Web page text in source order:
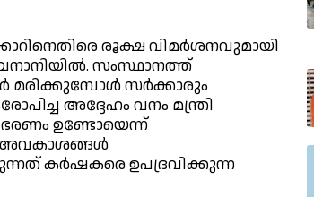
രൂക്ഷ വിമര്‍ശനവുമായി
സംസ്ഥാനത്ത്
മരിക്കുമ്പോള്‍ സര്‍ക്കാരും
അദ്ദേഹം വനം മന്ത്രി
ഉണ്ടോയെന്ന്
അവകാശങ്ങള്‍
കര്‍ഷകരെ ഉപദ്രവിക്കുന്ന